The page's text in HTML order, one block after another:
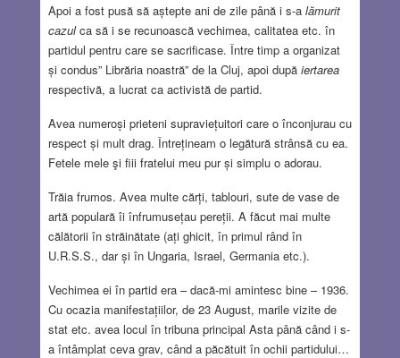
Apoi a fost pusă să aștepte ani de zile până i s-a lămurit
cazulca să i se recunoască vechimea, calitatea etc. în
partidul pentru care se sacrificase. Între timp a organizat
și condus” Librăria noastră” de la Cluj, apoi după iertarea
respectivă, a lucrat ca activistă de partid.
Avea numeroși prieteni supraviețuitori care o înconjurau cu
respect și mult drag. Întrețineam o legătură strânsă cu ea.
Fetele mele şi fiii fratelui meu pur și simplu o adorau.
Trăia frumos. Avea multe cărți, tablouri, sute de vase de
artă populară îi înfrumusețau pereții. A făcut mai multe
călătorii în străinătate (ați ghicit, în primul rând în
U.R.S.S., dar și în Ungaria, Israel, Germania etc.).
Vechimea ei în partid era – dacă-mi amintesc bine – 1936.
Cu ocazia manifestațiilor, de 23 August, marile vizite de
stat etc. avea locul în tribuna principal Asta până când i s-
a întâmplat ceva grav, când a păcătuit în ochii partidului…